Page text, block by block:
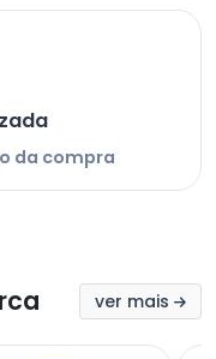
da compra
ver mais